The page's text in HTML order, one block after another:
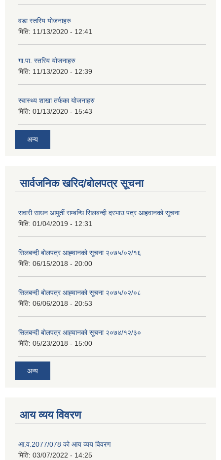
वडा स्तरिय योजनाहरु
मिति: 11/13/2020 - 12:41
गा.पा. स्तरिय योजनाहरु
मिति: 11/13/2020 - 12:39
स्वास्थ्य शाखा तर्फका योजनाहरु
मिति: 01/13/2020 - 15:43
अन्य
सार्वजनिक खरिद/बोलपत्र सूचना
सवारी साधन आपुर्ती सम्बन्धि सिलबन्दी दरभाउ पत्र आहवानको सूचना
मिति: 01/04/2019 - 12:31
सिलबन्दी बोलपत्र आह्‍वानको सूचना २०७५/०२/१६
मिति: 06/15/2018 - 20:00
सिलबन्दी बोलपत्र आह्‍वानको सूचना २०७५/०२/०८
मिति: 06/06/2018 - 20:53
सिलबन्दी बोलपत्र आह्‍वानको सूचना २०७४/१२/३०
मिति: 05/23/2018 - 15:00
अन्य
आय व्यय विवरण
आ.व.2077/078 को आय व्यय विवरण
मिति: 03/07/2022 - 14:25